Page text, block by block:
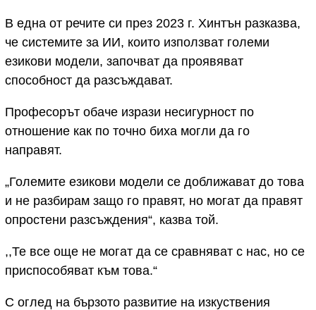
В една от речите си през 2023 г. Хинтън разказва,
че системите за ИИ, които използват големи
езикови модели, започват да проявяват
способност да разсъждават.
Професорът обаче изрази несигурност по
отношение как по точно биха могли да го
направят.
„Големите езикови модели се доближават до това
и не разбирам защо го правят, но могат да правят
опростени разсъждения“, казва той.
,,Те все още не могат да се сравняват с нас, но се
приспособяват към това.“
С оглед на бързото развитие на изкуствения